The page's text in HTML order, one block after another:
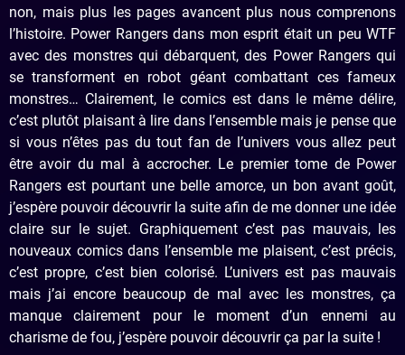
non, mais plus les pages avancent plus nous comprenons
l’histoire. Power Rangers dans mon esprit était un peu WTF
avec des monstres qui débarquent, des Power Rangers qui
se transforment en robot géant combattant ces fameux
monstres… Clairement, le comics est dans le même délire,
c’est plutôt plaisant à lire dans l’ensemble mais je pense que
si vous n’êtes pas du tout fan de l’univers vous allez peut
être avoir du mal à accrocher. Le premier tome de Power
Rangers est pourtant une belle amorce, un bon avant goût,
j’espère pouvoir découvrir la suite afin de me donner une idée
claire sur le sujet. Graphiquement c’est pas mauvais, les
nouveaux comics dans l’ensemble me plaisent, c’est précis,
c’est propre, c’est bien colorisé. L’univers est pas mauvais
mais j’ai encore beaucoup de mal avec les monstres, ça
manque clairement pour le moment d’un ennemi au
charisme de fou, j’espère pouvoir découvrir ça par la suite !